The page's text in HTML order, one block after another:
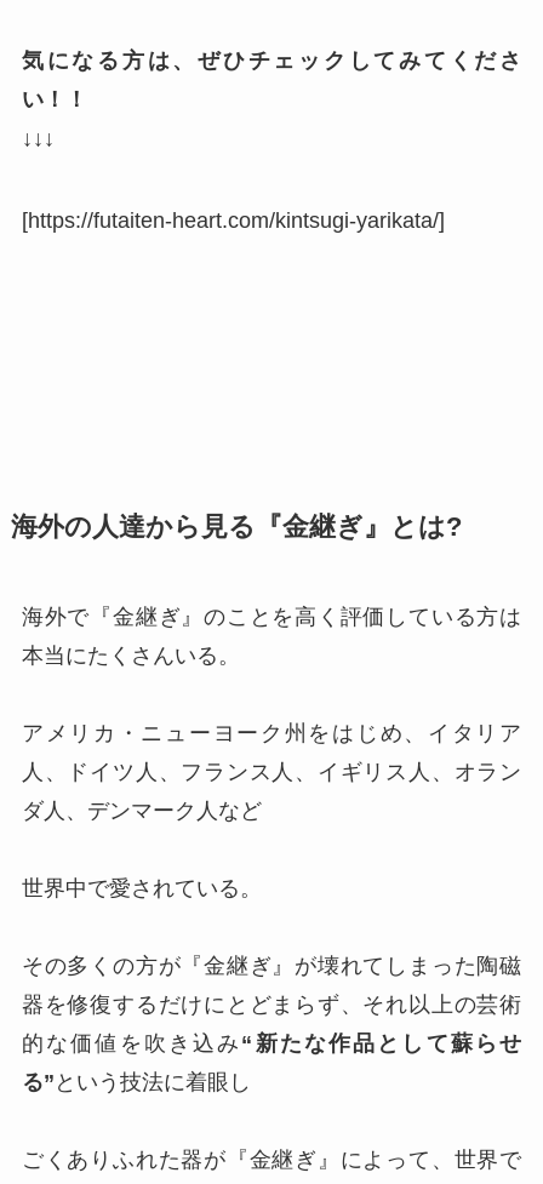
気になる方は、ぜひチェックしてみてくださ
い！！
↓↓↓
[https://futaiten-heart.com/kintsugi-yarikata/]
海外の人達から見る『金継ぎ』とは?
海外で『金継ぎ』のことを高く評価している方は
本当にたくさんいる。
アメリカ・ニューヨーク州をはじめ、イタリア
人、ドイツ人、フランス人、イギリス人、オラン
ダ人、デンマーク人など
世界中で愛されている。
その多くの方が『金継ぎ』が壊れてしまった陶磁
器を修復するだけにとどまらず、それ以上の芸術
的な価値を吹き込み “新たな作品として蘇らせ
る” という技法に着眼し
ごくありふれた器が『金継ぎ』によって、世界で